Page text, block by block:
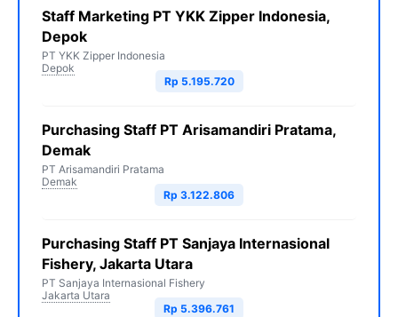
Staff Marketing PT YKK Zipper Indonesia,
Depok
PT YKK Zipper Indonesia
Depok
Rp 5.195.720
Purchasing Staff PT Arisamandiri Pratama,
Demak
PT Arisamandiri Pratama
Demak
Rp 3.122.806
Purchasing Staff PT Sanjaya Internasional
Fishery, Jakarta Utara
PT Sanjaya Internasional Fishery
Jakarta Utara
Rp 5.396.761